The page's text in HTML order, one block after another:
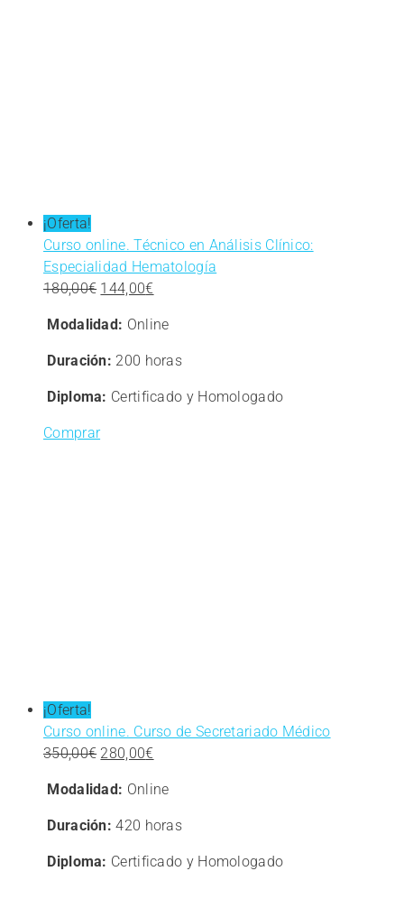
¡Oferta!
Curso online. Técnico en Análisis Clínico:
Especialidad Hematología
180,00€ El
original
era:
144,00€
actual
Modalidad: Online
Duración: 200 horas
Diploma: Certificado y Homologado
Comprar
¡Oferta!
Curso online. Curso de Secretariado Médico
350,00€ El
original
era:
280,00€
actual
Modalidad: Online
Duración: 420 horas
Diploma: Certificado y Homologado